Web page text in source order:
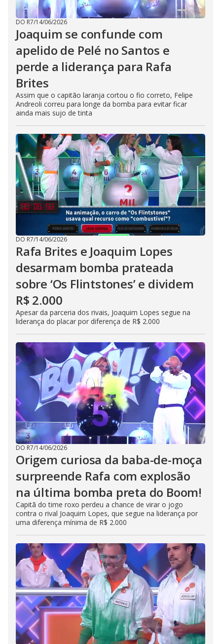
DO R7/14/06/2026
Joaquim se confunde com
apelido de Pelé no Santos e
perde a liderança para Rafa
Brites
Assim que o capitão laranja cortou o fio correto, Felipe
Andreoli correu para longe da bomba para evitar ficar
ainda mais sujo de tinta
DO R7/14/06/2026
Rafa Brites e Joaquim Lopes
desarmam bomba prateada
sobre ‘Os Flintstones’ e dividem
R$ 2.000
Apesar da parceria dos rivais, Joaquim Lopes segue na
liderança do placar por diferença de R$ 2.000
DO R7/14/06/2026
Origem curiosa da baba-de-moça
surpreende Rafa com explosão
na última bomba preta do Boom!
Capitã do time roxo perdeu a chance de virar o jogo
contra o rival Joaquim Lopes, que segue na liderança por
uma diferença mínima de R$ 2.000